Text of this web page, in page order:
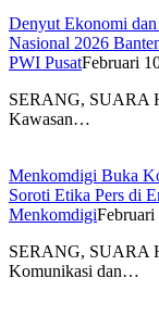
Denyut Ekonomi
Nasional 2026
PWI PusatFebruari
SERANG, SUARA
Kawasan…
Menkomdigi Buka
Soroti Etika Pers di
MenkomdigiFebruari
SERANG, SUARA
Komunikasi dan…